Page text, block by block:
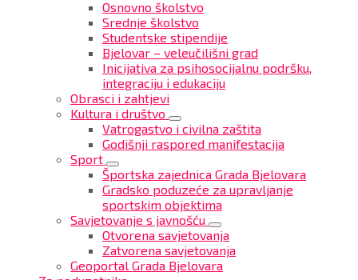
Osnovno školstvo
Srednje školstvo
Studentske stipendije
Bjelovar – veleučilišni grad
Inicijativa za psihosocijalnu podršku,
integraciju i edukaciju
Obrasci i zahtjevi
Kultura i društvo
Vatrogastvo i civilna zaštita
Godišnji raspored manifestacija
Sport
Športska zajednica Grada Bjelovara
Gradsko poduzeće za upravljanje
sportskim objektima
Savjetovanje s javnošću
Otvorena savjetovanja
Zatvorena savjetovanja
Geoportal Grada Bjelovara